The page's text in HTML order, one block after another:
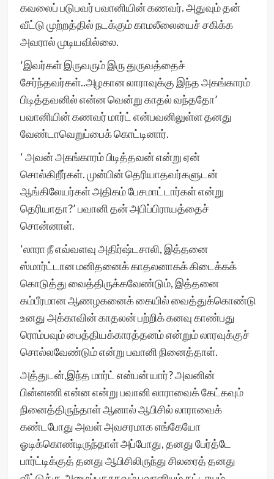
கவலைப் படுபவர் பவானியின் கணவர். அதுவும் தன்
வீட்டு முற்றத்தில் நடக்கும் காமலீலையைச் சகிக்க
அவரால் முடியவில்லை.
‘இவர்கள் இருவரும் இரு துருவத்தைச்
சேர்ந்தவர்கள்..அழகான லாராவுக்கு இந்த அகங்காரம்
பிடித்தவனில் என்ன வென்று காதல் வந்ததோ’
பவானியின் கணவர் மார்ட் என்பவனிலுள்ள தனது
வேண்டாவெறுப்பைக் கொட்டினார்.
‘ அவன் அகங்காரம் பிடித்தவன் என்று ஏன்
சொல்கிறீர்கள். முன்பின் தெரியாதவர்களுடன்
ஆங்கிலேயர்கள் அதிகம் பேசமாட்டார்கள் என்று
தெரியாதா?’ பவானி தன் அபிப்பிராயத்தைச்
சொன்னாள்.
‘லாரா நீ எவ்வளவு அதிர்ஷ்டசாலி, இத்தனை
ஸ்மார்ட்டான மனிதனைக் காதலனாகக் கிடைக்கக்
கொடுத்து வைத்திருக்கவேண்டும், இத்தனை
கம்பீரமான ஆணழகனைக் கையில் வைத்துக்கொண்டு
உனது அக்காவின் காதலன் பற்றிக் கனவு காண்பது
ரொம்பவும் பைத்தியக்காரத்தனம் என்றும் லாரவுக்குச்
சொல்லவேண்டும் என்று பவானி நினைத்தாள்.
அத்துடன்,இந்த மார்ட் என்பன் யார்? அவனின்
பின்னணி என்ன என்று பவானி லாராவைக் கேட்கவும்
நினைத்திருந்தாள் ஆனால் ஆபிசில் லாராவைக்
கண்டபோது அவள் அவசரமாக எங்கேயோ
ஓடிக்கொண்டிருந்தாள் அப்போது, தனது பேர்த்டே
பார்ட்டிக்குத் தனது ஆபிசிலிருந்து சிலரைத் தனது